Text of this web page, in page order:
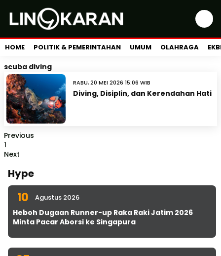
HOME POLITIK & PEMERINTAHAN UMUM OLAHRAGA
scuba diving
RABU, 20 MEI 2026 15:06 WIB
Diving, Disiplin, dan Kerendahan Hati
Previous
1
Next
Hype
10 Agustus 2026
Heboh Dugaan Runner-up Raka Raki Jatim 2026
Minta Pacar Aborsi ke Singapura